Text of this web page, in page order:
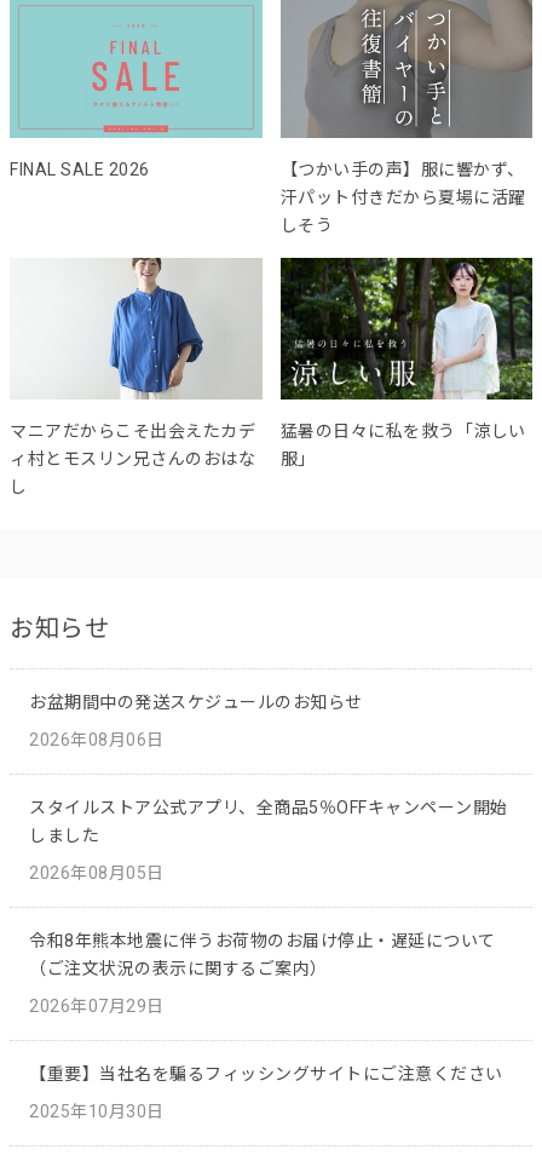
FINAL SALE 2026
【つかい手の声】服に響かず、
汗パット付きだから夏場に活躍
しそう
マニアだからこそ出会えたカデ
ィ村とモスリン兄さんのおはな
し
猛暑の日々に私を救う「涼しい
服」
お知らせ
お盆期間中の発送スケジュールのお知らせ
2026年08月06日
スタイルストア公式アプリ、全商品5％OFFキャンペーン開始
しました
2026年08月05日
令和8年熊本地震に伴うお荷物のお届け停止・遅延について
（ご注文状況の表示に関するご案内）
2026年07月29日
【重要】当社名を騙るフィッシングサイトにご注意ください
2025年10月30日